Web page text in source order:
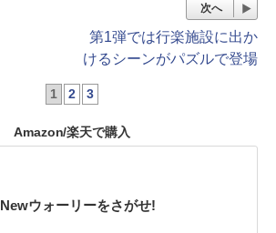
次へ
第1弾では行楽施設に出か
けるシーンがパズルで登場
1 2 3
Amazon/楽天で購入
Newウォーリーをさがせ!